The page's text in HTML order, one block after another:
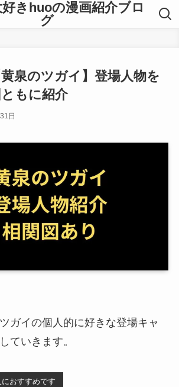
きhuoの漫画紹介ブロ
グ
泉のツガイ】登場人物を
もに紹介
日
ガイの個人的に好きな登場キャ
ていきます。
おすすめです